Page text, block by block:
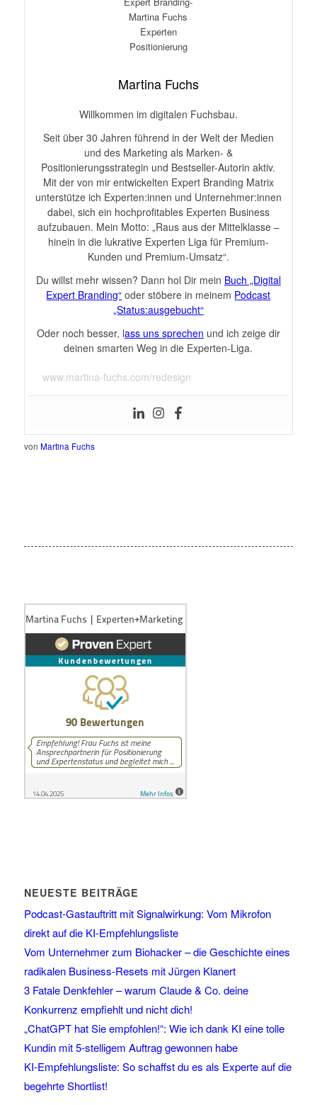
Martina Fuchs
Willkommen im digitalen Fuchsbau.
Seit über 30 Jahren führend in der Welt der Medien
und des Marketing als Marken- &
Positionierungsstrategin und Bestseller-Autorin aktiv.
Mit der von mir entwickelten Expert Branding Matrix
unterstütze ich Experten:innen und Unternehmer:innen
dabei, sich ein hochprofitables Experten Business
aufzubauen. Mein Motto: „Raus aus der Mittelklasse –
hinein in die lukrative Experten Liga für Premium-
Kunden und Premium-Umsatz“.
Du willst mehr wissen? Dann hol Dir mein Buch „Digital
Expert Branding“ oder stöbere in meinem Podcast
„Status:ausgebucht“
Oder noch besser, lass uns sprechen und ich zeige dir
deinen smarten Weg in die Experten-Liga.
www.martina-fuchs.com/redesign
von Martina Fuchs
NEUESTE BEITRÄGE
Podcast-Gastauftritt mit Signalwirkung: Vom Mikrofon
direkt auf die KI-Empfehlungsliste
Vom Unternehmer zum Biohacker – die Geschichte eines
radikalen Business-Resets mit Jürgen Klanert
3 Fatale Denkfehler – warum Claude & Co. deine
Konkurrenz empfiehlt und nicht dich!
„ChatGPT hat Sie empfohlen!“: Wie ich dank KI eine tolle
Kundin mit 5-stelligem Auftrag gewonnen habe
KI-Empfehlungsliste: So schaffst du es als Experte auf die
begehrte Shortlist!